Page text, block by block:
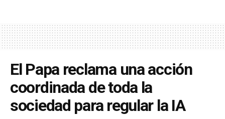
El Papa reclama una acción
coordinada de toda la
sociedad para regular la IA